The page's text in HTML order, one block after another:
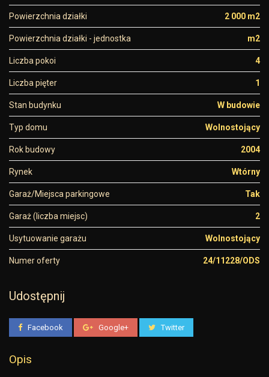
Powierzchnia działki 2 000 m2
Powierzchnia działki - jednostka m2
Liczba pokoi 4
Liczba pięter 1
Stan budynku W budowie
Typ domu Wolnostojący
Rok budowy 2004
Rynek Wtórny
Garaż/Miejsca parkingowe Tak
Garaż (liczba miejsc) 2
Usytuowanie garażu Wolnostojący
Numer oferty 24/11228/ODS
Udostępnij
Facebook Google+ Twitter
Opis